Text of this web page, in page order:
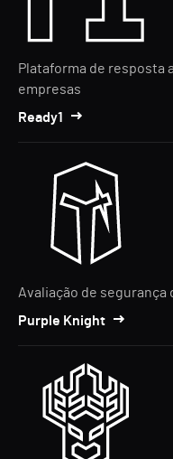
Plataforma de resposta
empresas
Ready1
Avaliação de segurança
Purple Knight